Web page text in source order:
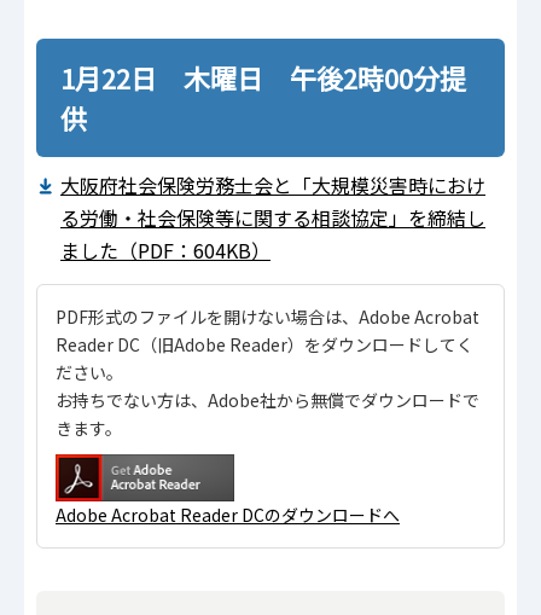
1月22日 木曜日 午後2時00分提
供
大阪府社会保険労務士会と「大規模災害時におけ
る労働・社会保険等に関する相談協定」を締結し
ました（PDF：604KB）
PDF形式のファイルを開けない場合は、Adobe Acrobat
Reader DC（旧Adobe Reader）をダウンロードしてく
ださい。
お持ちでない方は、Adobe社から無償でダウンロードで
きます。
Adobe Acrobat Reader DCのダウンロードへ